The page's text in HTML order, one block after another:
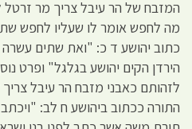
המזבח של הר עיבל צריך מר
מה לחפש אומר לו שעליו לחפש
כתוב יהושע ד כ: "ואת שתים
הירדן הקים יהושע בגלגל" ופרט
לזהותם כאבני מזבח הר עיבל
התורה ככתוב ביהושע ח לב: